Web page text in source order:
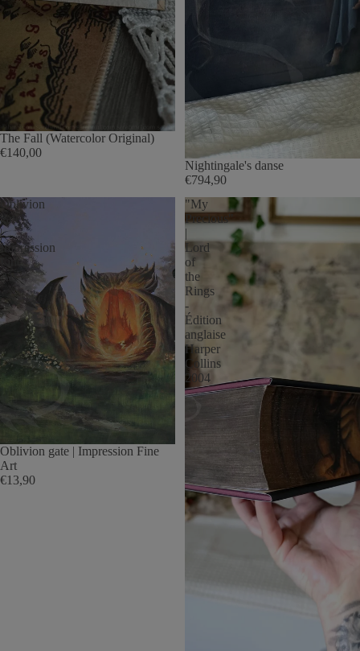
ÉPUISÉ
The Fall (Watercolor Original)
€140,00
Nightingale's danse
€794,90
Oblivion
gate
|
Impression
Art
Oblivion gate | Impression Fine
Art
€13,90
"My
Precious"
|
Lord
of
the
Rings
-
Édition
anglaise
Harper
Collins
2004